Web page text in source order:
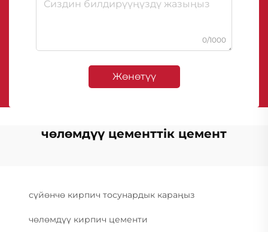
0/1000
Жөнөтүү
чөлөмдүү цементтік цемент
сүйөнчө кирпич тосунардык караңыз
чөлөмдүү кирпич цементи